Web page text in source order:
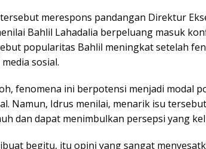
merespons pandangan Direktur
Bahlil Lahadalia berpeluang masuk
popularitas Bahlil meningkat setelah
sosial.
fenomena ini berpotensi menjadi modal
Namun, Idrus menilai, menarik isu
dan dapat menimbulkan persepsi yang
begitu, itu opini yang sangat